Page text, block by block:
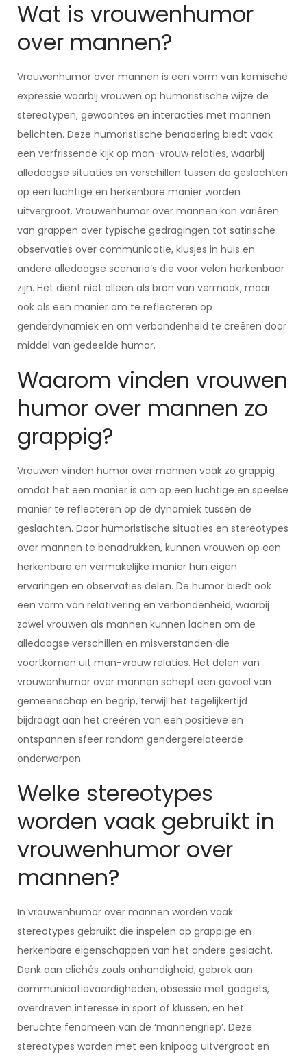
Wat is vrouwenhumor
over mannen?
Vrouwenhumor over mannen is een vorm van komische
expressie waarbij vrouwen op humoristische wijze de
stereotypen, gewoontes en interacties met mannen
belichten. Deze humoristische benadering biedt vaak
een verfrissende kijk op man-vrouw relaties, waarbij
alledaagse situaties en verschillen tussen de geslachten
op een luchtige en herkenbare manier worden
uitvergroot. Vrouwenhumor over mannen kan variëren
van grappen over typische gedragingen tot satirische
observaties over communicatie, klusjes in huis en
andere alledaagse scenario’s die voor velen herkenbaar
zijn. Het dient niet alleen als bron van vermaak, maar
ook als een manier om te reflecteren op
genderdynamiek en om verbondenheid te creëren door
middel van gedeelde humor.
Waarom vinden vrouwen
humor over mannen zo
grappig?
Vrouwen vinden humor over mannen vaak zo grappig
omdat het een manier is om op een luchtige en speelse
manier te reflecteren op de dynamiek tussen de
geslachten. Door humoristische situaties en stereotypes
over mannen te benadrukken, kunnen vrouwen op een
herkenbare en vermakelijke manier hun eigen
ervaringen en observaties delen. De humor biedt ook
een vorm van relativering en verbondenheid, waarbij
zowel vrouwen als mannen kunnen lachen om de
alledaagse verschillen en misverstanden die
voortkomen uit man-vrouw relaties. Het delen van
vrouwenhumor over mannen schept een gevoel van
gemeenschap en begrip, terwijl het tegelijkertijd
bijdraagt aan het creëren van een positieve en
ontspannen sfeer rondom gendergerelateerde
onderwerpen.
Welke stereotypes
worden vaak gebruikt in
vrouwenhumor over
mannen?
In vrouwenhumor over mannen worden vaak
stereotypes gebruikt die inspelen op grappige en
herkenbare eigenschappen van het andere geslacht.
Denk aan clichés zoals onhandigheid, gebrek aan
communicatievaardigheden, obsessie met gadgets,
overdreven interesse in sport of klussen, en het
beruchte fenomeen van de ‘mannengriep’. Deze
stereotypes worden met een knipoog uitvergroot en